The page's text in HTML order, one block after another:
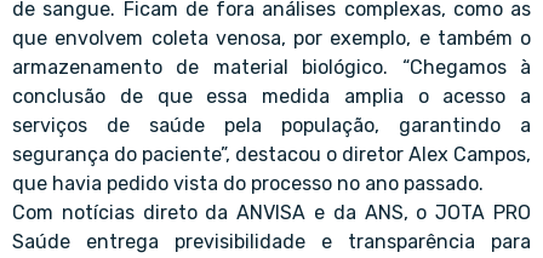
de sangue. Ficam de fora análises complexas, como as
que envolvem coleta venosa, por exemplo, e também o
armazenamento de material biológico. “Chegamos à
conclusão de que essa medida amplia o acesso a
serviços de saúde pela população, garantindo a
segurança do paciente”, destacou o diretor Alex Campos,
que havia pedido vista do processo no ano passado.
Com notícias direto da ANVISA e da ANS, o JOTA PRO
Saúde entrega previsibilidade e transparência para